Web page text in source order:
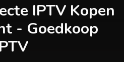
IPTV Kopen
- Goedkoop